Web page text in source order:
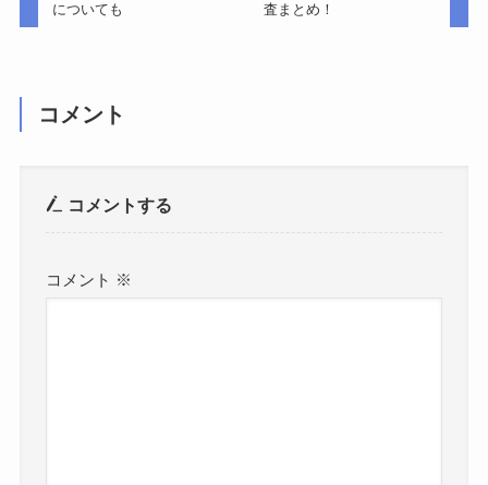
についても
査まとめ！
コメント
コメントする
コメント ※